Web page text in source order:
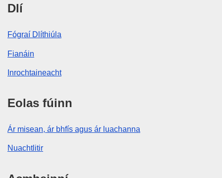
Dlí
Fógraí Dlíthiúla
Fianáin
Inrochtaineacht
Eolas fúinn
Ár misean, ár bhfís agus ár luachanna
Nuachtlitir